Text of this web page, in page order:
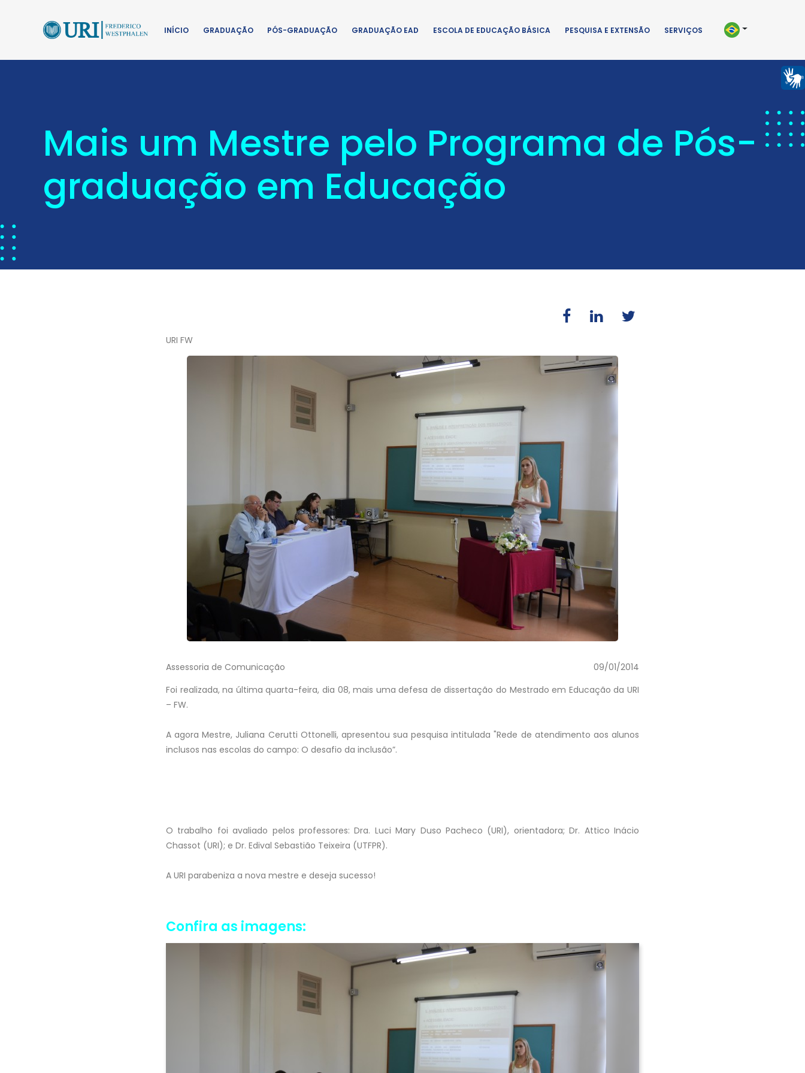
INÍCIO GRADUAÇÃO PÓS-GRADUAÇÃO GRADUAÇÃO EAD ESCOLA DE EDUCAÇÃO BÁSICA PESQUISA E EXTENSÃO SERVIÇOS
Mais um Mestre pelo Programa de Pós-
graduação em Educação
URI FW
Assessoria de Comunicação
09/01/2014
Foi realizada, na última quarta-feira, dia 08, mais uma defesa de dissertação do Mestrado em Educação da URI
– FW.
A agora Mestre, Juliana Cerutti Ottonelli, apresentou sua pesquisa intitulada "Rede de atendimento aos alunos
inclusos nas escolas do campo: O desafio da inclusão”.
O trabalho foi avaliado pelos professores: Dra. Luci Mary Duso Pacheco (URI), orientadora; Dr. Attico Inácio
Chassot (URI); e Dr. Edival Sebastião Teixeira (UTFPR).
A URI parabeniza a nova mestre e deseja sucesso!
Confira as imagens: